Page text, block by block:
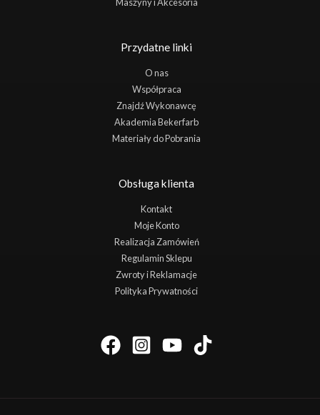
Maszyny i Akcesoria
Przydatne linki
O nas
Współpraca
Znajdź Wykonawcę
Akademia Bekerfarb
Materiały do Pobrania
Obsługa klienta
Kontakt
Moje Konto
Realizacja Zamówień
Regulamin Sklepu
Zwroty i Reklamacje
Polityka Prywatności